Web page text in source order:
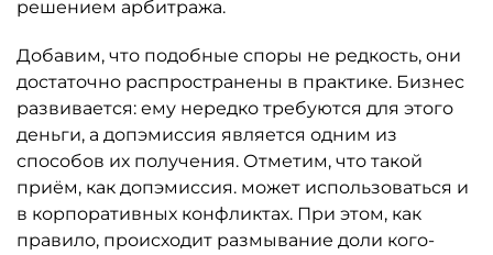
решением арбитража.
Добавим, что подобные споры не редкость, они
достаточно распространены в практике. Бизнес
развивается: ему нередко требуются для этого
деньги, а допэмиссия является одним из
способов их получения. Отметим, что такой
приём, как допэмиссия. может использоваться и
в корпоративных конфликтах. При этом, как
правило, происходит размывание доли кого-